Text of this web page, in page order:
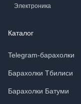
Электроника
Каталог
Telegram-барахолки
Барахолки Тбилиси
Барахолки Батуми